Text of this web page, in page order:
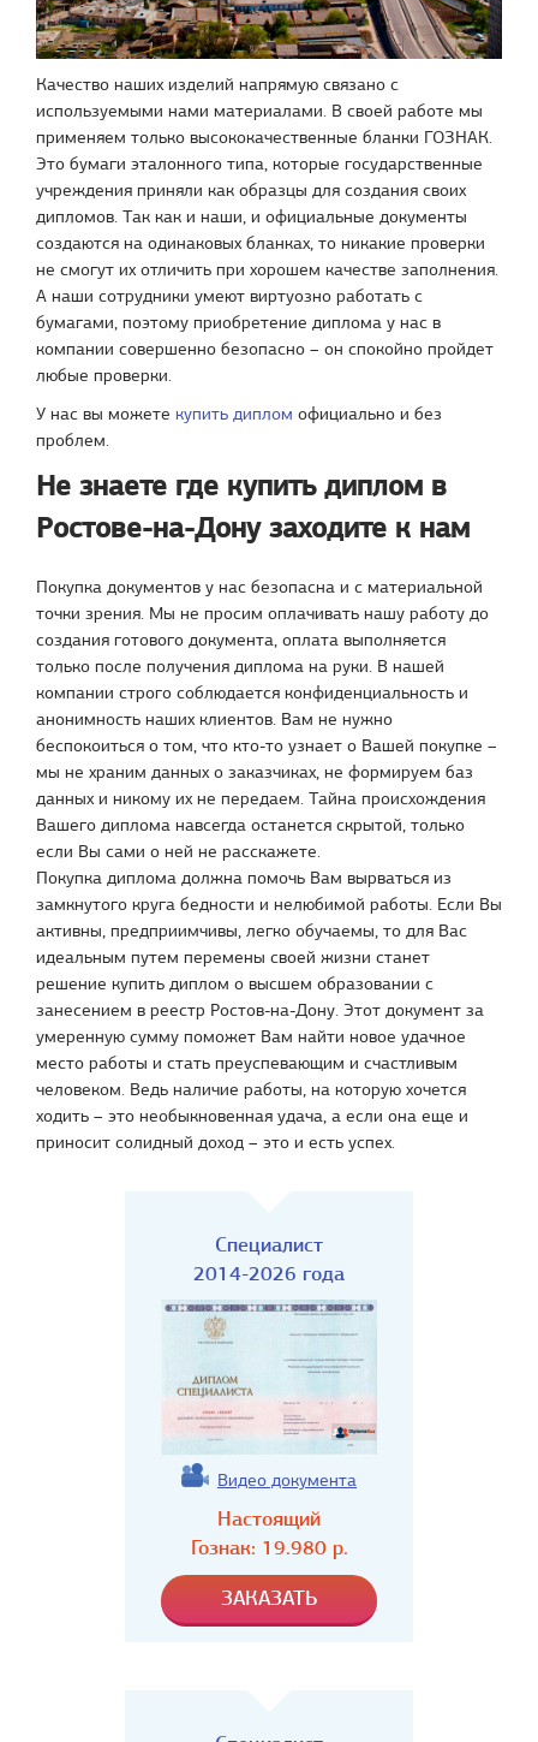
Качество наших изделий напрямую связано с
используемыми нами материалами. В своей работе мы
применяем только высококачественные бланки ГОЗНАК.
Это бумаги эталонного типа, которые государственные
учреждения приняли как образцы для создания своих
дипломов. Так как и наши, и официальные документы
создаются на одинаковых бланках, то никакие проверки
не смогут их отличить при хорошем качестве заполнения.
А наши сотрудники умеют виртуозно работать с
бумагами, поэтому приобретение диплома у нас в
компании совершенно безопасно – он спокойно пройдет
любые проверки.
У нас вы можете купить диплом официально и без
проблем.
Не знаете где купить диплом в
Ростове-на-Дону заходите к нам
Покупка документов у нас безопасна и с материальной
точки зрения. Мы не просим оплачивать нашу работу до
создания готового документа, оплата выполняется
только после получения диплома на руки. В нашей
компании строго соблюдается конфиденциальность и
анонимность наших клиентов. Вам не нужно
беспокоиться о том, что кто-то узнает о Вашей покупке –
мы не храним данных о заказчиках, не формируем баз
данных и никому их не передаем. Тайна происхождения
Вашего диплома навсегда останется скрытой, только
если Вы сами о ней не расскажете.
Покупка диплома должна помочь Вам вырваться из
замкнутого круга бедности и нелюбимой работы. Если Вы
активны, предприимчивы, легко обучаемы, то для Вас
идеальным путем перемены своей жизни станет
решение купить диплом о высшем образовании с
занесением в реестр Ростов-на-Дону. Этот документ за
умеренную сумму поможет Вам найти новое удачное
место работы и стать преуспевающим и счастливым
человеком. Ведь наличие работы, на которую хочется
ходить – это необыкновенная удача, а если она еще и
приносит солидный доход – это и есть успех.
Специалист
2014-2026 года
Видео документа
Настоящий
Гознак: 19.980р.